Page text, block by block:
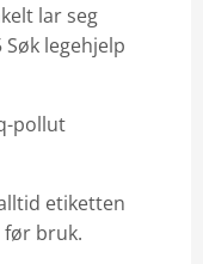
lar seg
legehjelp
etiketten
bruk.